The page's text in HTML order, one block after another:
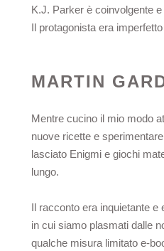
K.J. Parker è coinvolgente
Il protagonista era
MARTIN
Mentre cucino il mio modo
nuove ricette e
lasciato Enigmi e giochi
lungo.
Il racconto era inquietante
in cui siamo plasmati dalle
qualche misura limitato e-